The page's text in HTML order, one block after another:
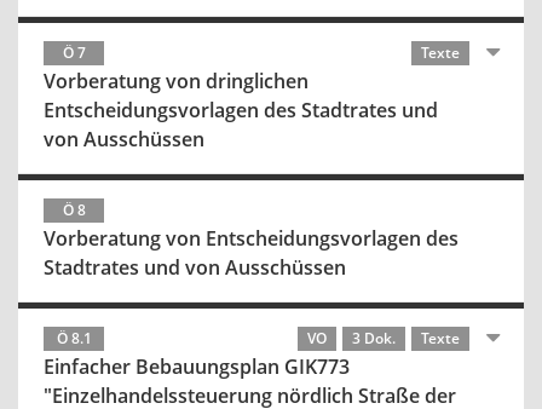
Ö 7 Texte
Vorberatung von dringlichen
Entscheidungsvorlagen des Stadtrates und
von Ausschüssen
Ö 8
Vorberatung von Entscheidungsvorlagen des
Stadtrates und von Ausschüssen
Ö 8.1 VO 3 Dok. Texte
Einfacher Bebauungsplan GIK773
"Einzelhandelssteuerung nördlich Straße der